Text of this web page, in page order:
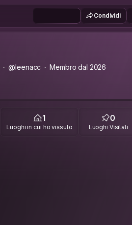
Condividi
@leenacc Membro dal 2026
1
Luoghi in cui ho vissuto
0
Luoghi Visitati